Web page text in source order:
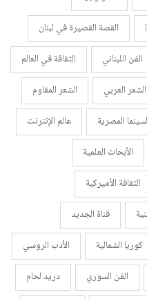
القصة القصيرة في لبنان
الفن اللبناني
الثقافة في العالم
الشعر العربي
الشعر المقاوم
المصرية
عالم الإنترنت
الأبحاث العلمية
الثقافة الأميركية
قناة الجديد
كوريا الشمالية
الأدب الروسي
الفن السوري
دريد لحام